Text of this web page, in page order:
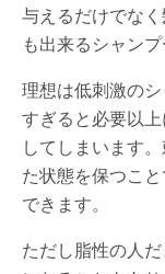
与えるだけでな
も出来るシャン
理想は低刺激の
すぎると必要以
してしまいます
た状態を保つこ
できます。
ただし脂性の人